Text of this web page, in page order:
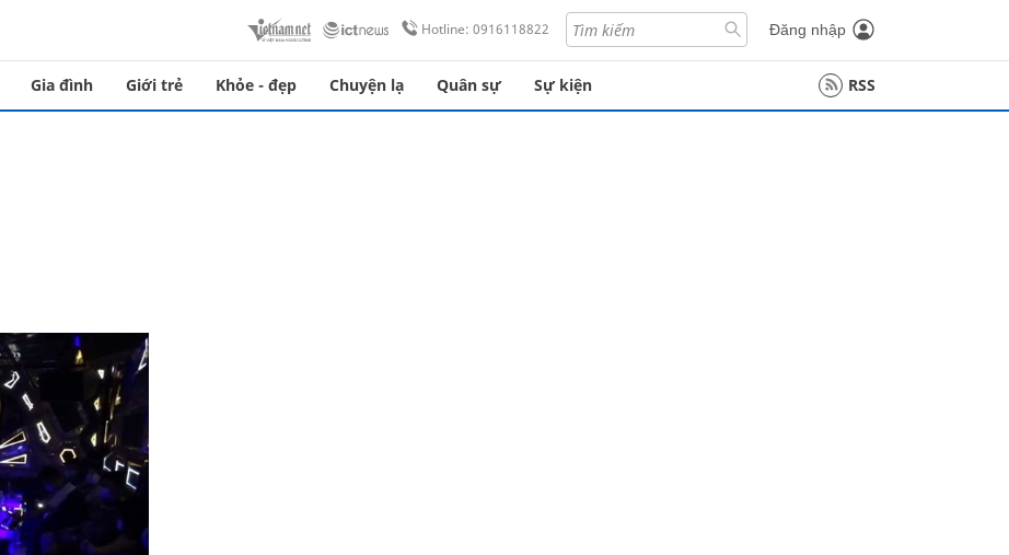
Hotline: 0916118822 Đăng nhập
Gia đình Giới trẻ Khỏe - đẹp Chuyện lạ Quân sự Sự kiện RSS